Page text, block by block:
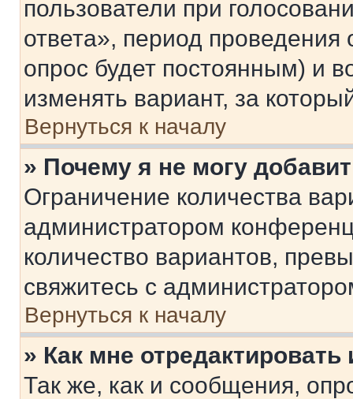
пользователи при
ответа», период проведения
опрос будет постоянным) и
изменять вариант, за
Вернуться к началу
» Почему я не могу
Ограничение количества
администратором
количество вариантов,
свяжитесь с
Вернуться к началу
» Как мне
Так же, как и сообщения,